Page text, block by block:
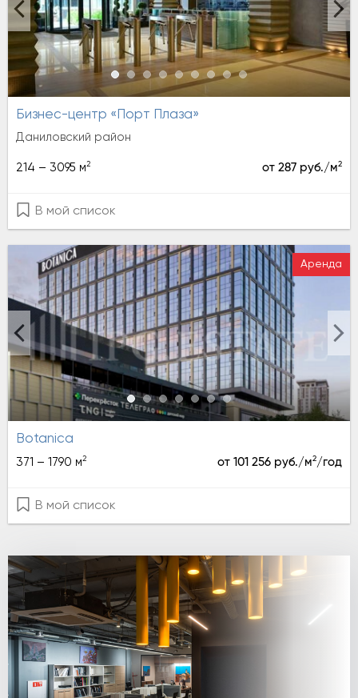
Бизнес-центр «Порт Плаза»
Даниловский район
214 – 3095 м2 от 287 руб./м2
В мой список
Аренда
Botanica
371 – 1790 м2 от 101 256 руб./м2/год
В мой список